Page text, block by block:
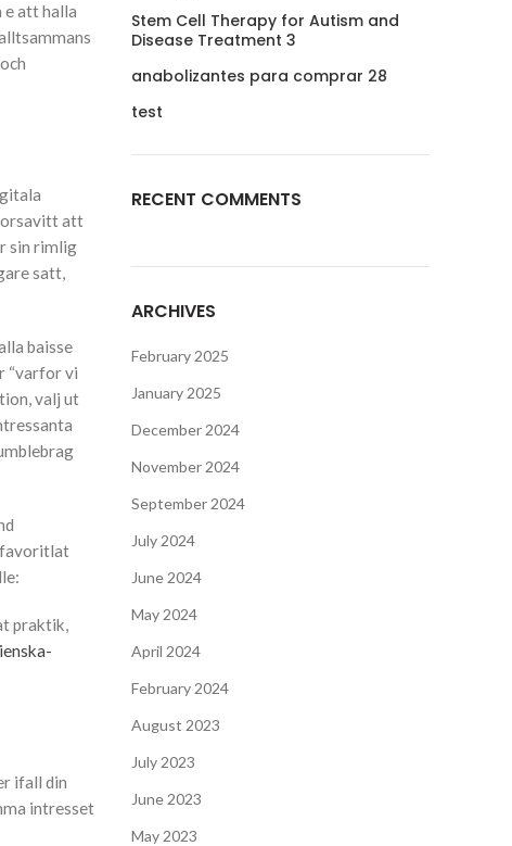
e att halla
att
sin rimlig
satt,
baisse
“varfor vi
valj ut
favoritlat
praktik,
ifall din
intresset
Stem Cell Therapy for Autism and
Disease Treatment 3
anabolizantes para comprar 28
test
RECENT COMMENTS
ARCHIVES
February 2025
January 2025
December 2024
November 2024
September 2024
July 2024
June 2024
May 2024
April 2024
February 2024
August 2023
July 2023
June 2023
May 2023